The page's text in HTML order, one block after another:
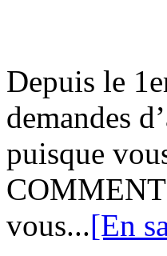
Depuis le
demandes
puisque
COMMENT
vous...[En